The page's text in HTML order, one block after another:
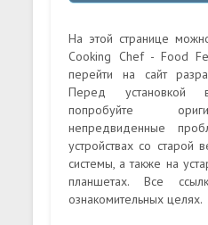
На этой странице
Cooking Chef - Food
перейти на сайт
Перед установкой
попробуйте
непредвиденные
устройствах со старой
системы, а также на
планшетах. Все
ознакомительных целях.